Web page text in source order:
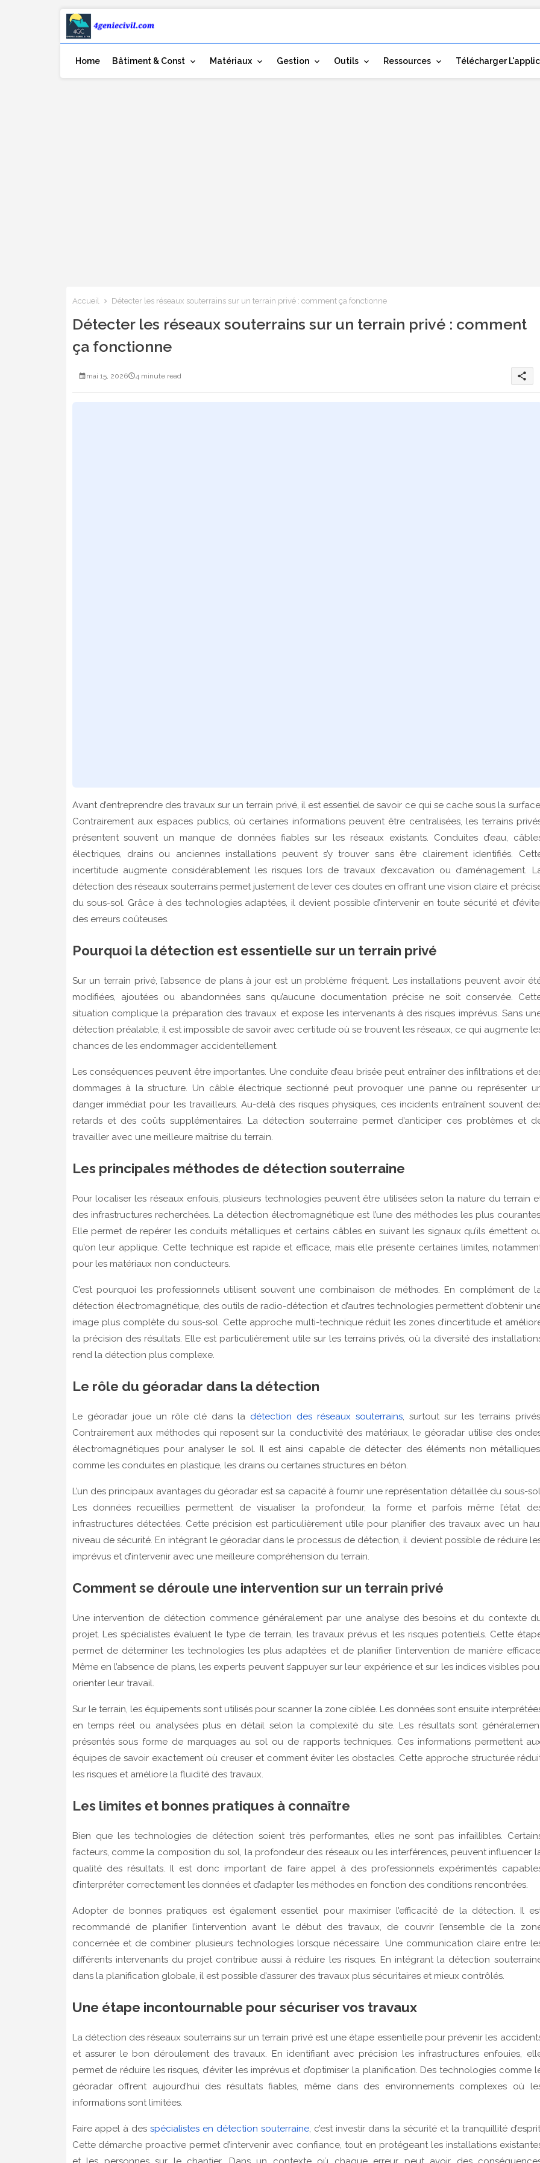
Home Bâtiment & Const Matériaux Gestion Outils Ressources Télécharger
Accueil Détecter les réseaux souterrains sur un terrain privé : comment ça fonctionne
Détecter les réseaux souterrains sur un terrain privé : comment
ça fonctionne
mai 15, 2026 4 minute read share
Avant d’entreprendre des travaux sur un terrain privé, il est essentiel de savoir ce qui se cache sous la surface.
Contrairement aux espaces publics, où certaines informations peuvent être centralisées, les terrains
présentent souvent un manque de données fiables sur les réseaux existants. Conduites d’eau,
électriques, drains ou anciennes installations peuvent s’y trouver sans être clairement identifiés.
incertitude augmente considérablement les risques lors de travaux d’excavation ou d’aménagement.
détection des réseaux souterrains permet justement de lever ces doutes en offrant une vision claire et
du sous-sol. Grâce à des technologies adaptées, il devient possible d’intervenir en toute sécurité et
des erreurs coûteuses.
Pourquoi la détection est essentielle sur un terrain privé
Sur un terrain privé, l’absence de plans à jour est un problème fréquent. Les installations peuvent avoir
modifiées, ajoutées ou abandonnées sans qu’aucune documentation précise ne soit conservée.
situation complique la préparation des travaux et expose les intervenants à des risques imprévus. Sans
détection préalable, il est impossible de savoir avec certitude où se trouvent les réseaux, ce qui augmente
chances de les endommager accidentellement.
Les conséquences peuvent être importantes. Une conduite d’eau brisée peut entraîner des infiltrations et
dommages à la structure. Un câble électrique sectionné peut provoquer une panne ou représenter
danger immédiat pour les travailleurs. Au-delà des risques physiques, ces incidents entraînent souvent
retards et des coûts supplémentaires. La détection souterraine permet d’anticiper ces problèmes et
travailler avec une meilleure maîtrise du terrain.
Les principales méthodes de détection souterraine
Pour localiser les réseaux enfouis, plusieurs technologies peuvent être utilisées selon la nature du terrain
des infrastructures recherchées. La détection électromagnétique est l’une des méthodes les plus courantes.
Elle permet de repérer les conduits métalliques et certains câbles en suivant les signaux qu’ils émettent
qu’on leur applique. Cette technique est rapide et efficace, mais elle présente certaines limites,
pour les matériaux non conducteurs.
C’est pourquoi les professionnels utilisent souvent une combinaison de méthodes. En complément de
détection électromagnétique, des outils de radio-détection et d’autres technologies permettent d’obtenir
image plus complète du sous-sol. Cette approche multi-technique réduit les zones d’incertitude et
la précision des résultats. Elle est particulièrement utile sur les terrains privés, où la diversité des
rend la détection plus complexe.
Le rôle du géoradar dans la détection
Le géoradar joue un rôle clé dans la détection des réseaux souterrains , surtout sur les terrains privés.
Contrairement aux méthodes qui reposent sur la conductivité des matériaux, le géoradar utilise des
électromagnétiques pour analyser le sol. Il est ainsi capable de détecter des éléments non métalliques,
comme les conduites en plastique, les drains ou certaines structures en béton.
L’un des principaux avantages du géoradar est sa capacité à fournir une représentation détaillée du sous-sol.
Les données recueillies permettent de visualiser la profondeur, la forme et parfois même l’état
infrastructures détectées. Cette précision est particulièrement utile pour planifier des travaux avec un
niveau de sécurité. En intégrant le géoradar dans le processus de détection, il devient possible de réduire
imprévus et d’intervenir avec une meilleure compréhension du terrain.
Comment se déroule une intervention sur un terrain privé
Une intervention de détection commence généralement par une analyse des besoins et du contexte
projet. Les spécialistes évaluent le type de terrain, les travaux prévus et les risques potentiels. Cette
permet de déterminer les technologies les plus adaptées et de planifier l’intervention de manière efficace.
Même en l’absence de plans, les experts peuvent s’appuyer sur leur expérience et sur les indices visibles
orienter leur travail.
Sur le terrain, les équipements sont utilisés pour scanner la zone ciblée. Les données sont ensuite
en temps réel ou analysées plus en détail selon la complexité du site. Les résultats sont
présentés sous forme de marquages au sol ou de rapports techniques. Ces informations permettent
équipes de savoir exactement où creuser et comment éviter les obstacles. Cette approche structurée
les risques et améliore la fluidité des travaux.
Les limites et bonnes pratiques à connaître
Bien que les technologies de détection soient très performantes, elles ne sont pas infaillibles.
facteurs, comme la composition du sol, la profondeur des réseaux ou les interférences, peuvent influencer
qualité des résultats. Il est donc important de faire appel à des professionnels expérimentés
d’interpréter correctement les données et d’adapter les méthodes en fonction des conditions rencontrées.
Adopter de bonnes pratiques est également essentiel pour maximiser l’efficacité de la détection. Il
recommandé de planifier l’intervention avant le début des travaux, de couvrir l’ensemble de la
concernée et de combiner plusieurs technologies lorsque nécessaire. Une communication claire entre
différents intervenants du projet contribue aussi à réduire les risques. En intégrant la détection
dans la planification globale, il est possible d’assurer des travaux plus sécuritaires et mieux contrôlés.
Une étape incontournable pour sécuriser vos travaux
La détection des réseaux souterrains sur un terrain privé est une étape essentielle pour prévenir les
et assurer le bon déroulement des travaux. En identifiant avec précision les infrastructures enfouies,
permet de réduire les risques, d’éviter les imprévus et d’optimiser la planification. Des technologies comme
géoradar offrent aujourd’hui des résultats fiables, même dans des environnements complexes où
informations sont limitées.
Faire appel à des spécialistes en détection souterraine , c’est investir dans la sécurité et la tranquillité d’esprit.
Cette démarche proactive permet d’intervenir avec confiance, tout en protégeant les installations